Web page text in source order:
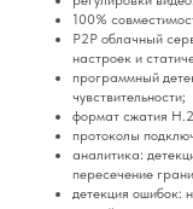
100%
P2P облачный
настроек и
программный
чувствительности;
формат сжатия
протоколы
аналитика:
пересечение
детекция ошибок: